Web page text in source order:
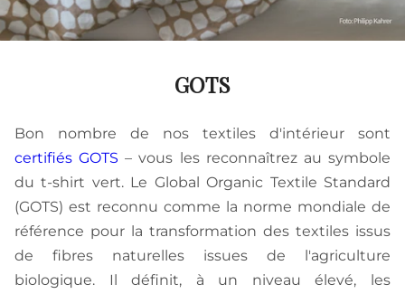
GOTS
Bon nombre de nos textiles d'intérieur sont
certifiés GOTS – vous les reconnaîtrez au symbole
du t-shirt vert. Le Global Organic Textile Standard
(GOTS) est reconnu comme la norme mondiale de
référence pour la transformation des textiles issus
de fibres naturelles issues de l'agriculture
biologique. Il définit, à un niveau élevé, les